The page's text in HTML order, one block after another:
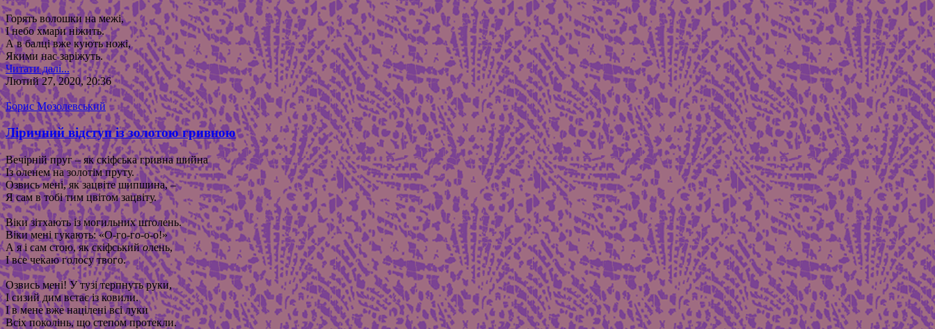
Горять волошки на межі,
І небо хмари ніжить.
А в балці вже кують ножі,
Якими нас заріжуть.
Читати далі...
Лютий 27, 2020, 20:36
Борис Мозолевський
Ліричний відступ із золотою гривною
Вечірній пруг – як скіфська гривна шийна
Із оленем на золотім пруту.
Озвись мені, як зацвіте шипшина, –
Я сам в тобі тим цвітом зацвіту.
Віки зітхають із могильних штолень.
Віки мені гукають: «О-го-го-о-о!»
А я і сам стою, як скіфськийолень,
І все чекаю голосу твого.
Озвись мені! У тузі терпнуть руки,
І сизий дим встає із ковили.
І в мене вже націлені всі луки
Всіх поколінь, що степом протекли.